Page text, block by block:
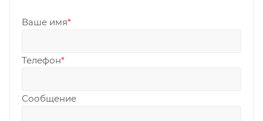
Ваше имя*
Телефон*
Сообщение